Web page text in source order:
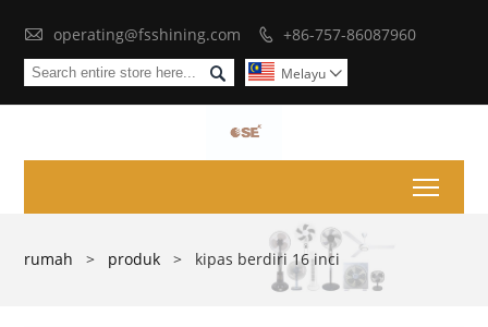
 operating@fsshining.com  +86-757-86087960
 Melayu 
rumah > produk > kipas berdiri 16 inci